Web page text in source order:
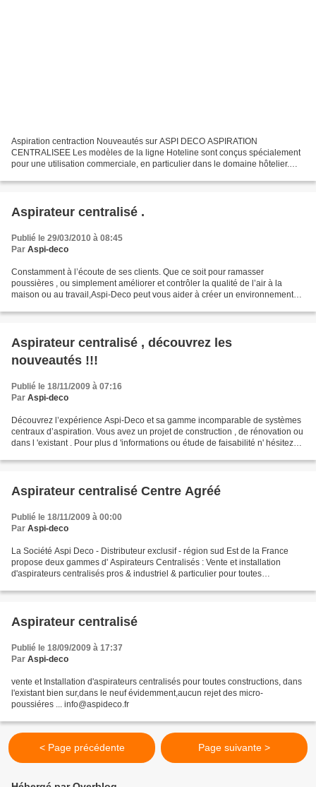
Aspiration centraction Nouveautés sur ASPI DECO ASPIRATION
CENTRALISEE Les modèles de la ligne Hoteline sont conçus spécialement
pour une utilisation commerciale, en particulier dans le domaine hôtelier.
Aspirateur centralisé .
Publié le 29/03/2010 à 08:45
Par Aspi-deco
Constamment à l’écoute de ses clients. Que ce soit pour ramasser
poussières , ou simplement améliorer et contrôler la qualité de l’air à la
maison ou au travail,Aspi-Deco peut vous aider à créer un environnement
Aspirateur centralisé , découvrez les
nouveautés !!!
Publié le 18/11/2009 à 07:16
Par Aspi-deco
Découvrez l’expérience Aspi-Deco et sa gamme incomparable de systèmes
centraux d’aspiration. Vous avez un projet de construction , de rénovation ou
dans l 'existant . Pour plus d 'informations ou étude de faisabilité n' hésitez
Aspirateur centralisé Centre Agréé
Publié le 18/11/2009 à 00:00
Par Aspi-deco
La Société Aspi Deco - Distributeur exclusif - région sud Est de la France
propose deux gammes d' Aspirateurs Centralisés : Vente et installation
d'aspirateurs centralisés pros & industriel & particulier pour toutes
Aspirateur centralisé
Publié le 18/09/2009 à 17:37
Par Aspi-deco
vente et Installation d'aspirateurs centralisés pour toutes constructions, dans
l'existant bien sur,dans le neuf évidemment,aucun rejet des micro-
poussiéres ... info@aspideco.fr
< Page précédente Page suivante >